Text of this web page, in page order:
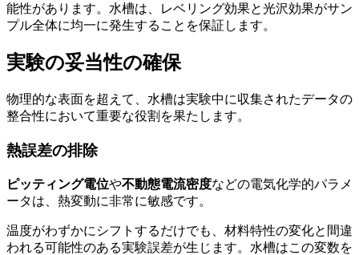
能性があります。水槽は、レベリング効果と光沢効果がサン
プル全体に均一に発生することを保証します。
実験の妥当性の確保
物理的な表面を超えて、水槽は実験中に収集されたデータの
整合性において重要な役割を果たします。
熱誤差の排除
ピッティング電位や不動態電流密度などの電気化学的パラメ
ータは、熱変動に非常に敏感です。
温度がわずかにシフトするだけでも、材料特性の変化と間違
われる可能性のある実験誤差が生じます。水槽はこの変数を